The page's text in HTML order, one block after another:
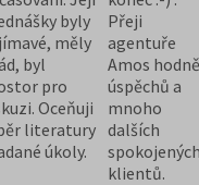
byly
měly
byl
pro
Oceňuji
literatury
úkoly.
Přeji
agentuře
Amos hodně
úspěchů a
mnoho
dalších
klientů.